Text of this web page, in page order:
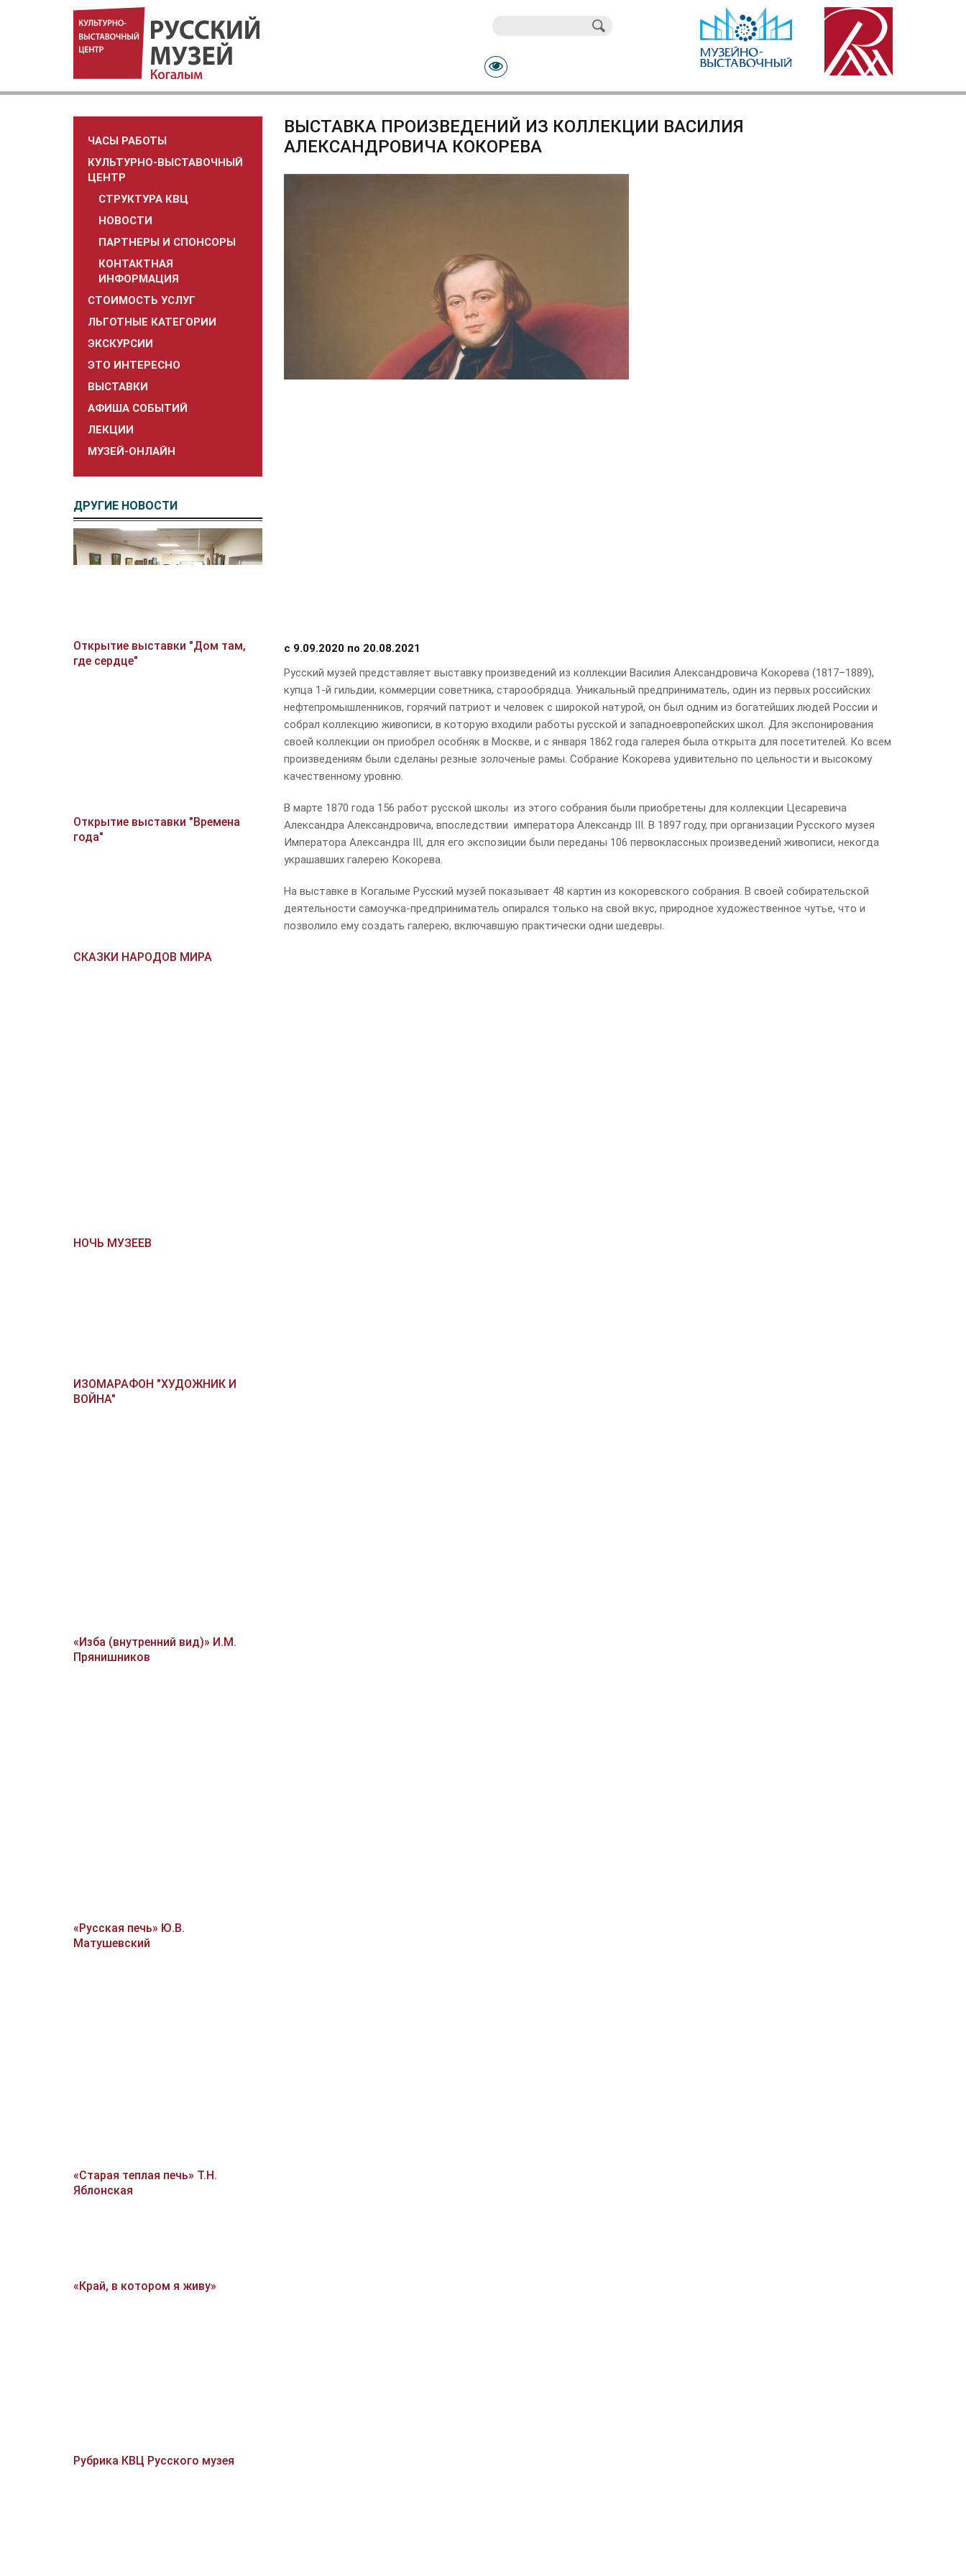
ЧАСЫ РАБОТЫ
КУЛЬТУРНО-ВЫСТАВОЧНЫЙ
ЦЕНТР
СТРУКТУРА КВЦ
НОВОСТИ
ПАРТНЕРЫ И СПОНСОРЫ
КОНТАКТНАЯ
ИНФОРМАЦИЯ
СТОИМОСТЬ УСЛУГ
ЛЬГОТНЫЕ КАТЕГОРИИ
ЭКСКУРСИИ
ЭТО ИНТЕРЕСНО
ВЫСТАВКИ
АФИША СОБЫТИЙ
ЛЕКЦИИ
МУЗЕЙ-ОНЛАЙН
ДРУГИЕ НОВОСТИ
Открытие выставки "Дом там,
где сердце"
Открытие выставки "Времена
года"
СКАЗКИ НАРОДОВ МИРА
НОЧЬ МУЗЕЕВ
ИЗОМАРАФОН "ХУДОЖНИК И
ВОЙНА"
«Изба (внутренний вид)» И.М.
Прянишников
«Русская печь» Ю.В.
Матушевский
«Старая теплая печь» Т.Н.
Яблонская
«Край, в котором я живу»
Рубрика КВЦ Русского музея
ВЫСТАВКА ПРОИЗВЕДЕНИЙ ИЗ КОЛЛЕКЦИИ ВАСИЛИЯ
АЛЕКСАНДРОВИЧА КОКОРЕВА
с 9.09.2020по 20.08.2021
Русский музей представляет выставку произведений из коллекции Василия Александровича Кокорева (1817–1889),
купца 1-й гильдии, коммерции советника, старообрядца. Уникальный предприниматель, один из первых российских
нефтепромышленников, горячий патриот и человек с широкой натурой, он был одним из богатейших людей России и
собрал коллекцию живописи, в которую входили работы русской и западноевропейских школ. Для экспонирования
своей коллекции он приобрел особняк в Москве, и с января 1862 года галерея была открыта для посетителей. Ко всем
произведениям были сделаны резные золоченые рамы. Собрание Кокорева удивительно по цельности и высокому
качественному уровню.
В марте 1870 года 156 работ русской школы из этого собрания были приобретены для коллекции Цесаревича
Александра Александровича, впоследствии императора Александр III. В 1897 году, при организации Русского музея
Императора Александра III, для его экспозиции были переданы 106 первоклассных произведений живописи, некогда
украшавших галерею Кокорева.
На выставке в Когалыме Русский музей показывает 48 картин из кокоревского собрания. В своей собирательской
деятельности самоучка-предприниматель опирался только на свой вкус, природное художественное чутье, что и
позволило ему создать галерею, включавшую практически одни шедевры.